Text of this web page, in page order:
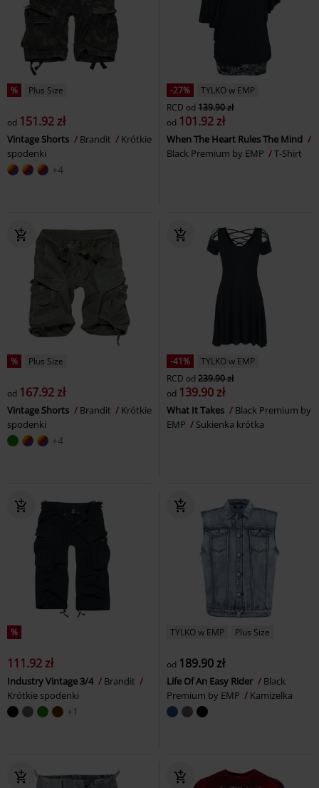
% Plus Size
od 151.92 zł
Vintage Shorts Brandit
Krótkie
spodenki
+4
-27%
TYLKO w EMP
RCD od 139.90 zł
od 101.92 zł
When The Heart Rules The Mind
Black Premium by EMP
T-Shirt
% Plus Size
od 167.92 zł
Vintage Shorts Brandit
Krótkie
spodenki
+4
-41%
TYLKO w EMP
RCD od 239.90 zł
od 139.90 zł
What It Takes
Black Premium by
EMP
Sukienka krótka
%
111.92 zł
Industry Vintage 3/4
Brandit
Krótkie spodenki
+1
TYLKO w EMP Plus Size
od 189.90 zł
Life Of An Easy Rider
Black
Premium by EMP
Kamizelka